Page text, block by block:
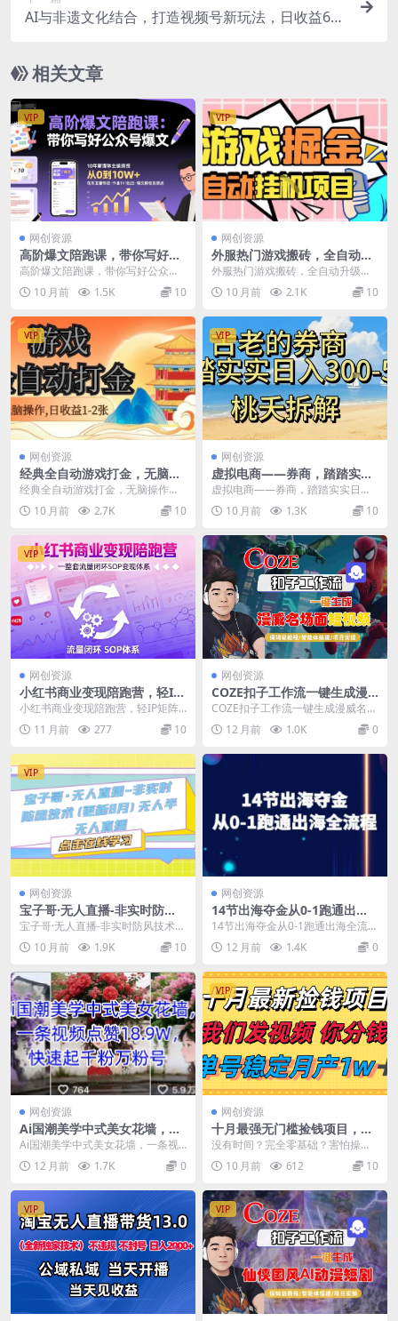
AI与非遗文化结合，打造视频号新玩法，日收益6
相关文章
VIP
网创资源
高阶爆文陪跑课，带你写好公
众号爆文
高阶爆文陪跑课，带你写好公众号
爆文 课程内容： 1、进阶1:如何追
故事+热点，产...
10 月前 1.5K 10
VIP
网创资源
外服热门游戏搬砖，全自动升
级打金无脑操作，月入过1W
+，长期稳定副业好项目【揭
秘】
外服热门游戏搬砖，全自动升级打
金无脑操作，月入过1W+，长期稳
定副业好项目【揭秘...
10 月前 2.1K 10
VIP
网创资源
经典全自动游戏打金，无脑操
作单电脑日收益1-2张，稳定
吃排骨搬砖项目，长期可做
【揭秘】
经典全自动游戏打金，无脑操作单
电脑日收益1-2张，稳定吃排骨搬砖
项目，长期可做【...
10 月前 2.7K 10
VIP
网创资源
虚拟电商——券商，踏踏实实
日入3-5张，我愿称之为强
大，小白可入
虚拟电商——券商，踏踏实实日入3
-5张，我愿称之为强大，小白可入
项目介绍： 券...
10 月前 1.3K 10
VIP
网创资源
小红书商业变现陪跑营，轻IP
矩阵 私域获客 聚光投流，一
整套流量闭环SOP变现体系
小红书商业变现陪跑营，轻IP矩阵
私域获客 聚光投流，一整套流量闭
环SOP变现体...
11 月前 277 10
网创资源
COZE扣子工作流一键生成漫
威名场面短视频，保姆级教程-
COZE扣子工作流一键生成漫威名场
面短视频，保姆级教程-智能体搭建-
项目实操 项...
12 月前 1.0K 0
VIP
网创资源
宝子哥·无人直播-非实时防风
技术(更新25年9月)无人半无人
直播
宝子哥·无人直播-非实时防风技术
(更新25年9月)无人半无人直播 课程
目录： 7...
10 月前 1.9K 10
网创资源
14节出海夺金从0-1跑通出海
全流程-跨境电商教程
14节出海夺金从0-1跑通出海全流
程-跨境电商教程 课程内容： 1 课程
03 1...12 月前 1.4K 0
网创资源
Ai国潮美学中式美女花墙，一
条视频点赞18.9W，快速起千
粉万粉号
Ai国潮美学中式美女花墙，一条视
频点赞18.9W，快速起千粉万粉号
项目介绍： ...
12 月前 1.7K 0
VIP
网创资源
十月最强无门槛捡钱项目，支
付宝分成代运营，我们干活，
你分钱！单号月产1w＋
没有时间？完全零基础？害怕操作
复杂？这些都不是问题！ 我们推出
支付宝全程托管式代...
10 月前 612 10
VIP VIP